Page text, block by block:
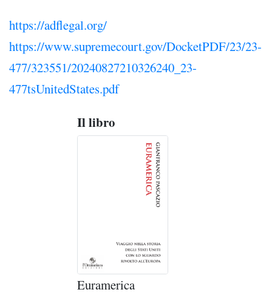
https://adflegal.org/
https://www.supremecourt.gov/DocketPDF/23/23-
477/323551/20240827210326240_23-
477tsUnitedStates.pdf
Il libro
Euramerica